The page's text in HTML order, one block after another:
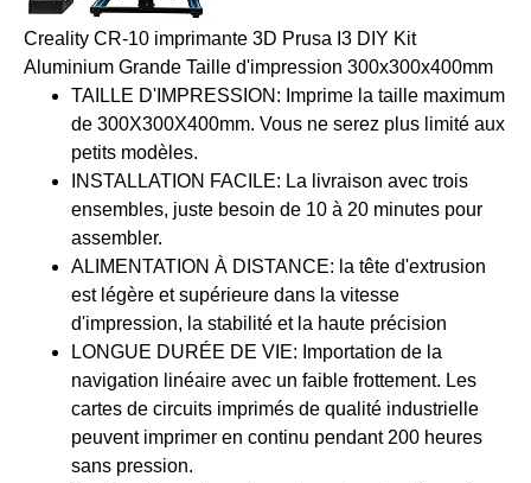
Creality CR-10 imprimante 3D Prusa I3 DIY Kit
Aluminium Grande Taille d'impression 300x300x400mm
TAILLE D'IMPRESSION: Imprime la taille maximum
de 300X300X400mm. Vous ne serez plus limité aux
petits modèles.
INSTALLATION FACILE: La livraison avec trois
ensembles, juste besoin de 10 à 20 minutes pour
assembler.
ALIMENTATION À DISTANCE: la tête d'extrusion
est légère et supérieure dans la vitesse
d'impression, la stabilité et la haute précision
LONGUE DURÉE DE VIE: Importation de la
navigation linéaire avec un faible frottement. Les
cartes de circuits imprimés de qualité industrielle
peuvent imprimer en continu pendant 200 heures
sans pression.